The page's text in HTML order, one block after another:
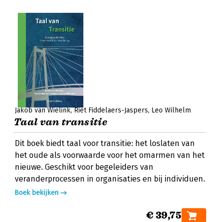
Jakob van Wielink Riet Fiddelaers-Jaspers Leo Wilhelm
Taal van transitie
Dit boek biedt taal voor transitie: het loslaten van
het oude als voorwaarde voor het omarmen van het
nieuwe. Geschikt voor begeleiders van
veranderprocessen in organisaties en bij individuen.
Boek bekijken
€ 39,75